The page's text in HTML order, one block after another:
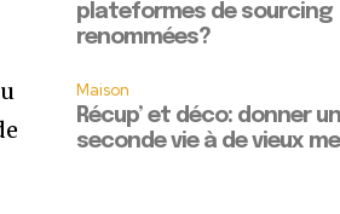
plateformes de sourcing
renommées?
Maison
Récup’ et déco: donner
seconde vie à de vieux